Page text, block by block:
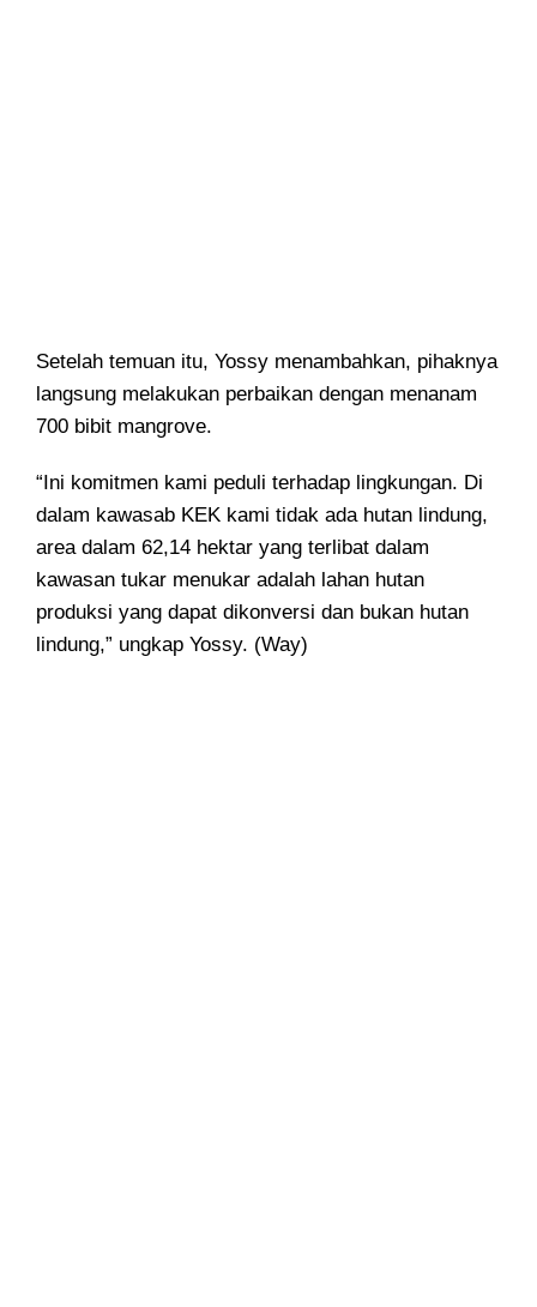
Setelah temuan itu, Yossy menambahkan, pihaknya
langsung melakukan perbaikan dengan menanam
700 bibit mangrove.
“Ini komitmen kami peduli terhadap lingkungan. Di
dalam kawasab KEK kami tidak ada hutan lindung,
area dalam 62,14 hektar yang terlibat dalam
kawasan tukar menukar adalah lahan hutan
produksi yang dapat dikonversi dan bukan hutan
lindung,” ungkap Yossy. (Way)